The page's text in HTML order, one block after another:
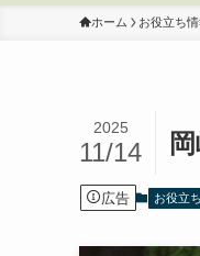
ホーム お役立ち情
2025
11/14
広告 お役立